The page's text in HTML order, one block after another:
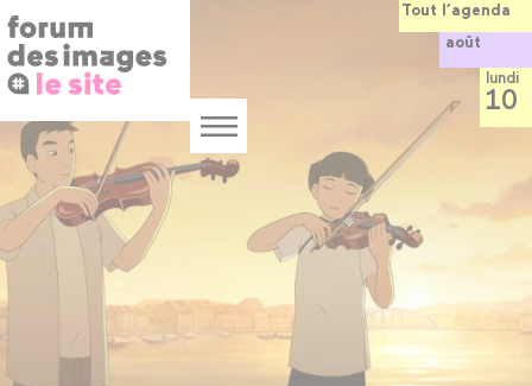
au
contenu
principal
Menu
Tout l’agenda
août
lundi
10